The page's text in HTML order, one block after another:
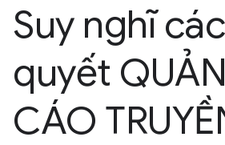
Suy nghĩ
quyết
CÁO